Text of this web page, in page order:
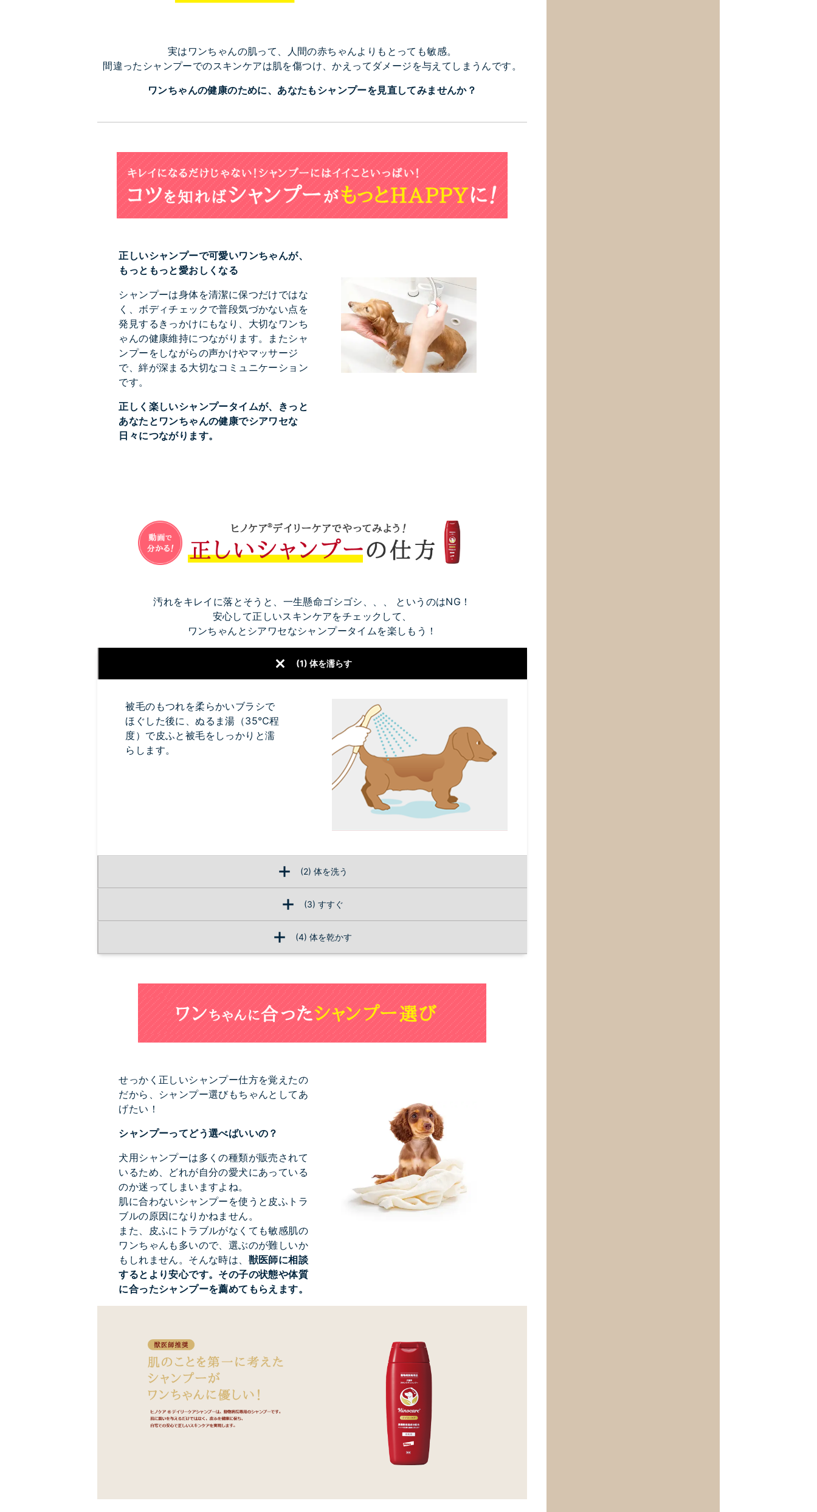
実はワンちゃんの肌って、人間の赤ちゃんよりもとっても敏感。
間違ったシャンプーでのスキンケアは肌を傷つけ、かえってダメージを与えてしまうんです。
ワンちゃんの健康のために、あなたもシャンプーを見直してみませんか？
正しいシャンプーで可愛いワンちゃんが、
もっともっと愛おしくなる
シャンプーは身体を清潔に保つだけではな
く、ボディチェックで普段気づかない点を
発見するきっかけにもなり、大切なワンち
ゃんの健康維持につながります。またシャ
ンプーをしながらの声かけやマッサージ
で、絆が深まる大切なコミュニケーション
です。
正しく楽しいシャンプータイムが、きっと
あなたとワンちゃんの健康でシアワセな
日々につながります。
汚れをキレイに落とそうと、一生懸命ゴシゴシ、、、 というのはNG！
安心して正しいスキンケアをチェックして、
ワンちゃんとシアワセなシャンプータイムを楽しもう！
(1) 体を濡らす
被毛のもつれを柔らかいブラシで
ほぐした後に、ぬるま湯（35℃程
度）で皮ふと被毛をしっかりと濡
らします。
(2) 体を洗う
(3) すすぐ
(4) 体を乾かす
せっかく正しいシャンプー仕方を覚えたの
だから、シャンプー選びもちゃんとしてあ
げたい！
シャンプーってどう選べばいいの？
犬用シャンプーは多くの種類が販売されて
いるため、どれが自分の愛犬にあっている
のか迷ってしまいますよね。
肌に合わないシャンプーを使うと皮ふトラ
ブルの原因になりかねません。
また、皮ふにトラブルがなくても敏感肌の
ワンちゃんも多いので、選ぶのが難しいか
もしれません。そんな時は、 獣医師に相談
するとより安心です。その子の状態や体質
に合ったシャンプーを薦めてもらえます。